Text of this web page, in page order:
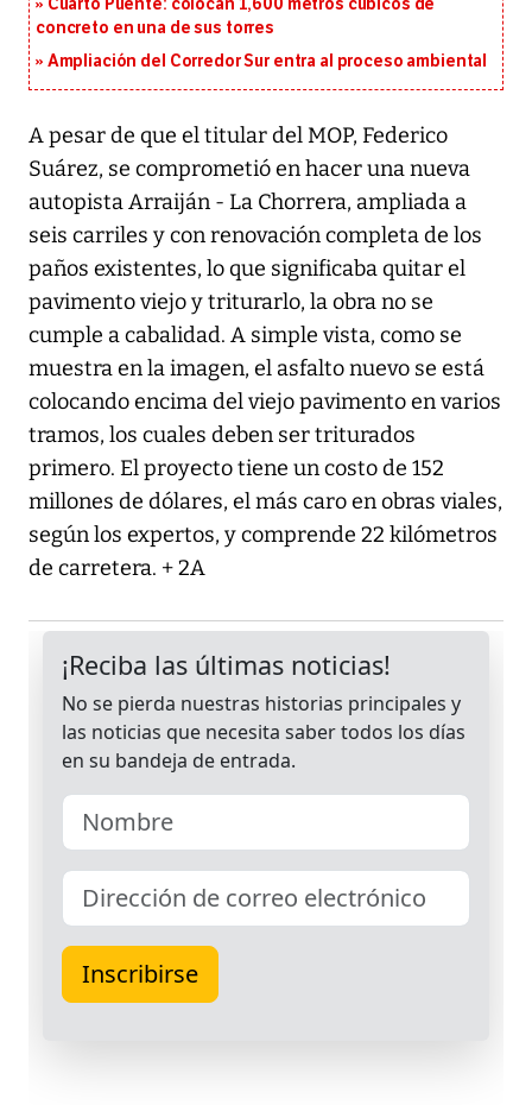
Cuarto Puente: colocan 1,600 metros cúbicos de
concreto en una de sus torres
Ampliación del Corredor Sur entra al proceso ambiental
A pesar de que el titular del MOP, Federico
Suárez, se comprometió en hacer una nueva
autopista Arraiján - La Chorrera, ampliada a
seis carriles y con renovación completa de los
paños existentes, lo que significaba quitar el
pavimento viejo y triturarlo, la obra no se
cumple a cabalidad. A simple vista, como se
muestra en la imagen, el asfalto nuevo se está
colocando encima del viejo pavimento en varios
tramos, los cuales deben ser triturados
primero. El proyecto tiene un costo de 152
millones de dólares, el más caro en obras viales,
según los expertos, y comprende 22 kilómetros
de carretera. + 2A